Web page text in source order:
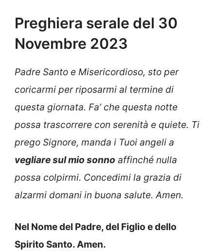
Preghiera serale del 30
Novembre 2023
Padre Santo e Misericordioso, sto per
coricarmi per riposarmi al termine di
questa giornata. Fa’ che questa notte
possa trascorrere con serenità e quiete. Ti
prego Signore, manda i Tuoi angeli a
vegliare sul mio sonno affinché nulla
possa colpirmi. Concedimi la grazia di
alzarmi domani in buona salute. Amen.
Nel Nome del Padre, del Figlio e dello
Spirito Santo. Amen.